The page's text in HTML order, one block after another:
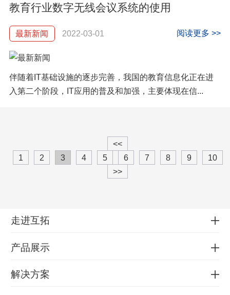
教育行业数字无线会议系统的使用
阅读更多 >>
最新新闻 2022-03-01
伴随着IT基础设施的逐步完善，我国的教育信息化正在进
入第二个阶段，IT应用的普及和加强，主要体现在信...
<<
1
2 3 4 5 6 7 8 9
10
>>
走进互拓
产品展示
解决方案